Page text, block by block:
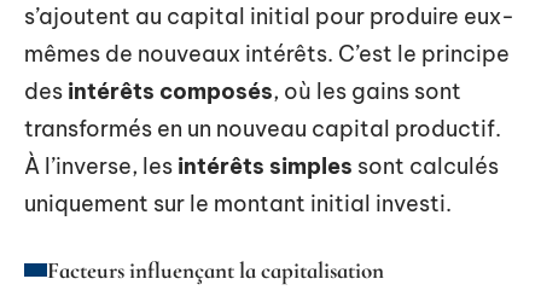
s’ajoutent au capital initial pour produire eux-
mêmes de nouveaux intérêts. C’est le principe
des intérêts composés, où les gains sont
transformés en un nouveau capital productif.
À l’inverse, les intérêts simples sont calculés
uniquement sur le montant initial investi.
Facteurs influençant la capitalisation